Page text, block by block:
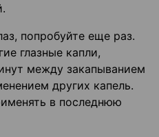
попробуйте еще раз.
глазные капли,
между закапыванием
других капель.
в последнюю